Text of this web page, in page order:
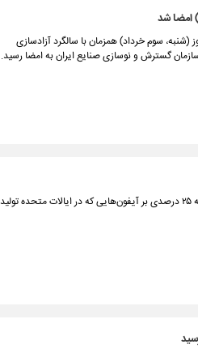
امضا شد
(شنبه، سوم خرداد) همزمان با سالگرد آزادسازی
گسترش و نوسازی صنایع ایران به امضا رسید.
سهام شرکت «اپل» پس از تهدید رئیس جمهوری آمریکا به اعمال تعرفه ۲۵ درصدی بر آیفون‌هایی که در ایالات متحده تولید